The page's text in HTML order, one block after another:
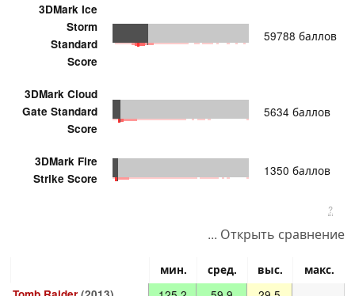
3DMark Ice
Storm
Standard
Score
59788 баллов
3DMark Cloud
Gate Standard
Score
5634 баллов
3DMark Fire
Strike Score
1350 баллов
?
... Открыть сравнение
мин. сред. выс.
макс.